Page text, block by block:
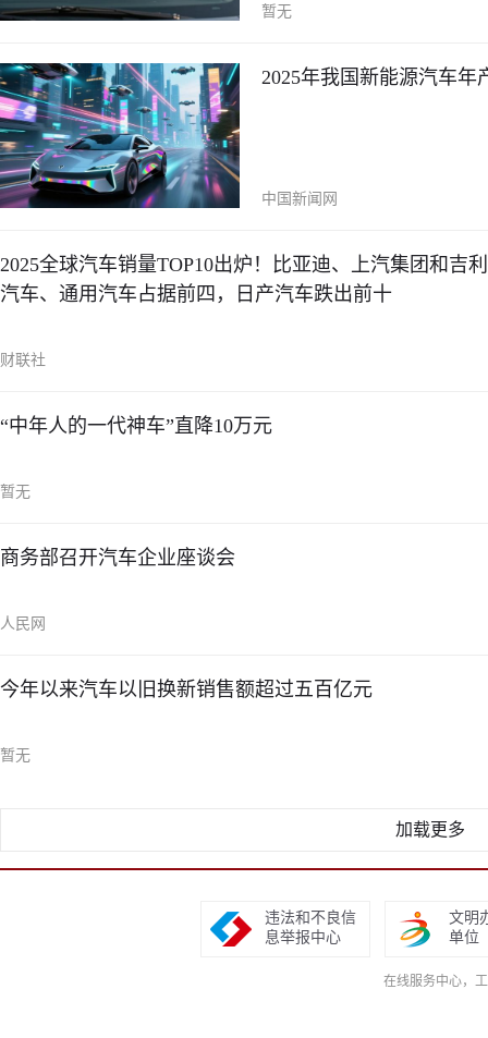
暂无
2025年我国新能源汽车年
中国新闻网
2025全球汽车销量TOP10出炉！比亚迪、上汽集团和吉
汽车、通用汽车占据前四，日产汽车跌出前十
财联社
“中年人的一代神车”直降10万元
暂无
商务部召开汽车企业座谈会
人民网
今年以来汽车以旧换新销售额超过五百亿元
暂无
加载更多
违法和不良信
息举报中心
文明
单位
在线服务中心，